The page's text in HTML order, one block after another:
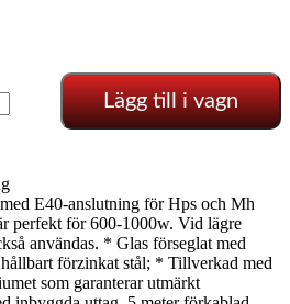
Lägg till i vagn
E40-anslutning för Hps och Mh
perfekt för 600-1000w. Vid lägre
användas. * Glas förseglat med
förzinkat stål; * Tillverkad med
som garanterar utmärkt